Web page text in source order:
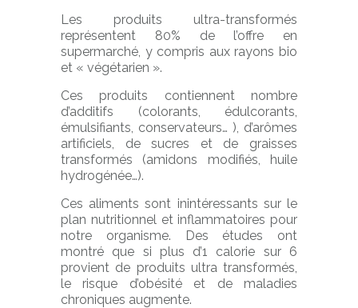
Les produits ultra-transformés
représentent 80% de l’offre en
supermarché, y compris aux rayons bio
et « végétarien ».
Ces produits contiennent nombre
d’additifs (colorants, édulcorants,
émulsifiants, conservateurs… ), d’arômes
artificiels, de sucres et de graisses
transformés (amidons modifiés, huile
hydrogénée…).
Ces aliments sont inintéressants sur le
plan nutritionnel et inflammatoires pour
notre organisme. Des études ont
montré que si plus d’1 calorie sur 6
provient de produits ultra transformés,
le risque d’obésité et de maladies
chroniques augmente.